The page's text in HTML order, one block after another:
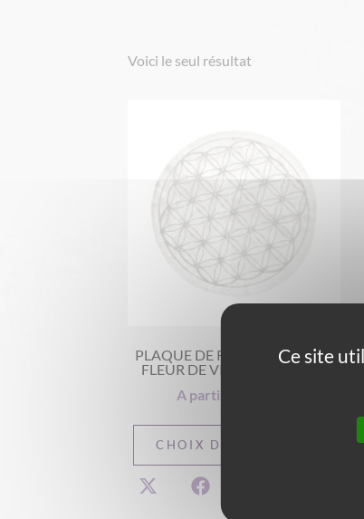
Voici le seul résultat
PLAQUE DE RECHARGEMENT
FLEUR DE VIE SUR SÉLÉNITE
A partir de
CHOIX DES OPTIONS
Ce site